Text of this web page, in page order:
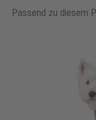
Passend zu diesem